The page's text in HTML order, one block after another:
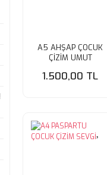
A5 AHŞAP ÇOCUK
ÇİZİM UMUT
1.500,00 TL